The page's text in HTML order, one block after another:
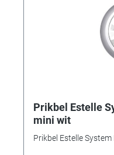
Prikbel Estelle
mini wit
Prikbel Estelle